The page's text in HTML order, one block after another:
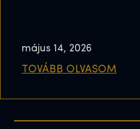
május 14, 2026
TOVÁBB OLVASOM